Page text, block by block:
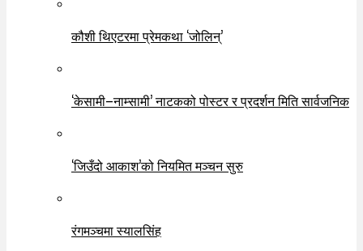
कौशी थिएटरमा प्रेमकथा ‘जोलिन्’
‘केसामी–नाम्सामी’ नाटकको पोस्टर र प्रदर्शन मिति सार्वजनिक
‘जिउँदो आकाश’को नियमित मञ्चन सुरु
रंगमञ्चमा स्यालसिंह